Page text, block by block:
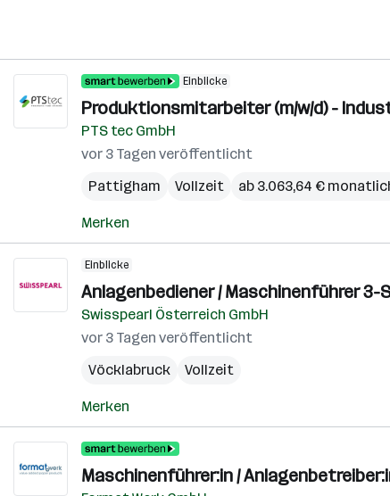
Einblicke
Produktionsmitarbeiter (m/w/d) -
PTS tec GmbH
vor 3 Tagen veröffentlicht
Pattigham
Vollzeit ab 3.063,64 €
Merken
Einblicke
Anlagenbediener / Maschinenführer 3-
Swisspearl Österreich GmbH
vor 3 Tagen veröffentlicht
Vöcklabruck
Vollzeit
Merken
Maschinenführer:in /